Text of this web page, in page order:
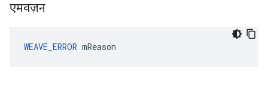
एमवज़न
WEAVE_ERROR mReason